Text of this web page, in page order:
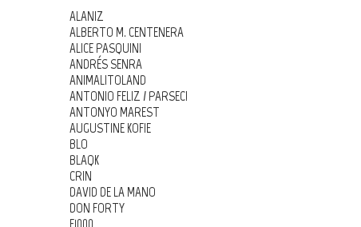
ALANIZ
ALBERTO M. CENTENERA
ALICE PASQUINI
ANDRÉS SENRA
ANIMALITOLAND
ANTONIO FELIZ / PARSEC!
ANTONYO MAREST
AUGUSTINE KOFIE
BLO
BLAQK
CRIN
DAVID DE LA MANO
DON FORTY
E1000